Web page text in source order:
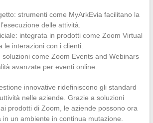
strumenti come MyArkEvia facilitano la
delle attività.
integrata in prodotti come Zoom Virtual
le interazioni con i clienti.
soluzioni come Zoom Events and Webinars
avanzate per eventi online.
innovative ridefiniscono gli standard
nelle aziende. Grazie a soluzioni
prodotti di Zoom, le aziende possono ora
un ambiente in continua mutazione.